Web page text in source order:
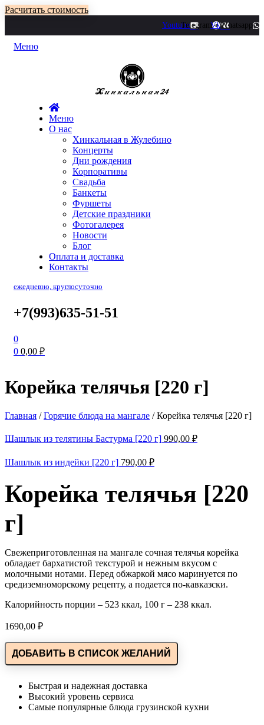
Расчитать стоимость
YoutubeTelegramVkWhatsapp
Меню
Меню
О нас
Хинкальная в Жулебино
Концерты
Дни рождения
Корпоративы
Свадьба
Банкеты
Фуршеты
Детские праздники
Фотогалерея
Новости
Блог
Оплата и доставка
Контакты
ежедневно, круглосуточно
+7(993)635-51-51
0
0 0,00 ₽
Корейка телячья [220 г]
Главная /Горячие блюда на мангале /Корейка телячья [220 г]
Шашлык из телятины Бастурма [220 г] 990,00 ₽
Шашлык из индейки [220 г] 790,00 ₽
Корейка телячья [220
г]
Свежеприготовленная на мангале сочная телячья корейка
обладает бархатистой текстурой и нежным вкусом с
молочными нотами. Перед обжаркой мясо маринуется по
средиземноморскому рецепту, а подается по-кавказски.
Калорийность порции – 523 ккал, 100 г – 238 ккал.
1690,00 ₽
ДОБАВИТЬ В СПИСОК ЖЕЛАНИЙ
Быстрая и надежная доставка
Высокий уровень сервиса
Самые популярные блюда грузинской кухни